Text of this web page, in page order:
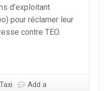
d’exploitant
pour réclamer leur
contre TEO.
Add a